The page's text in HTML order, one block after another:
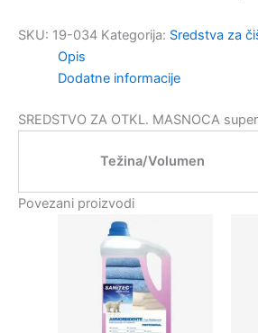
SKU: 19-034 Kategorija: Sredstva za
Opis
Dodatne informacije
SREDSTVO ZA OTKL. MASNOCA
Težina/Volumen
Povezani proizvodi